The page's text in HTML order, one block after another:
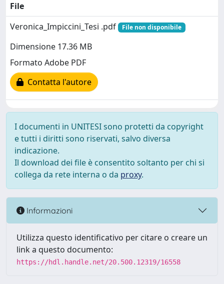
File
Veronica_Impiccini_Tesi .pdf
File non disponibile
Dimensione 17.36 MB
Formato Adobe PDF
Contatta l'autore
I documenti in UNITESI sono protetti da copyright
e tutti i diritti sono riservati, salvo diversa
indicazione.
Il download dei file è consentito soltanto per chi si
collega da rete interna o da proxy.
Informazioni
Utilizza questo identificativo per citare o creare un
link a questo documento:
https://hdl.handle.net/20.500.12319/16558